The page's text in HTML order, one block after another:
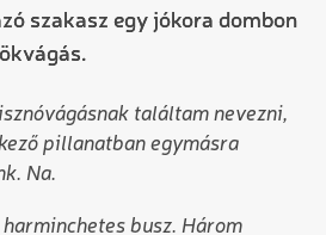
szakasz egy jókora dombon
találtam nevezni,
pillanatban egymásra
Na.
busz. Három